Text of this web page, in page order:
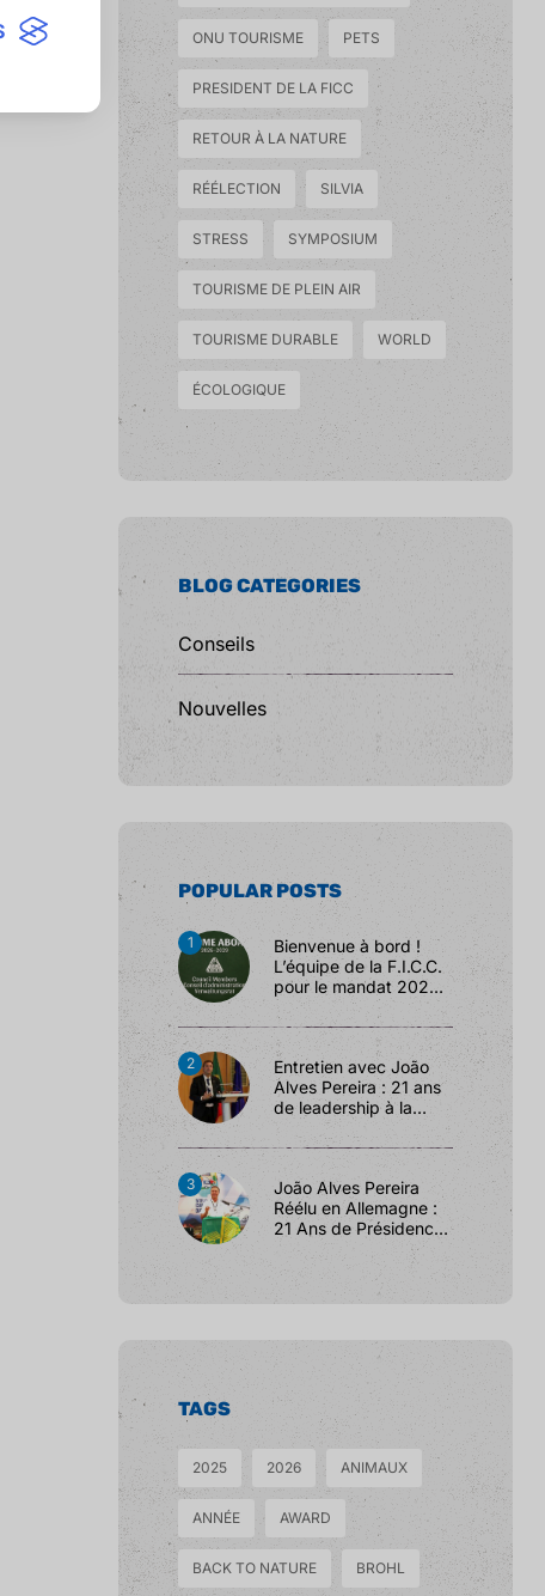
ONU TOURISME PETS
PRESIDENT DE LA FICC
RETOUR À LA NATURE
RÉÉLECTION SILVIA
STRESS SYMPOSIUM
TOURISME DE PLEIN AIR
TOURISME DURABLE WORLD
ÉCOLOGIQUE
BLOG CATEGORIES
Conseils
Nouvelles
POPULAR POSTS
Bienvenue à bord !
L’équipe de la F.I.C.C.
pour le mandat 2026 –
2029
Entretien avec João
Alves Pereira : 21 ans
de leadership à la
F.I.C.C.
João Alves Pereira
Réélu en Allemagne :
21 Ans de Présidence
TAGS
2025 2026 ANIMAUX
ANNÉE AWARD
BACK TO NATURE BROHL